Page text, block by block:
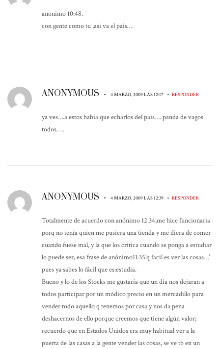
anonimo 10:48.
con gente como tu ,asi va el pais….
ANONYMOUS • 4 MARZO, 2009 LAS 12:17 • RESPONDER
ya ves….a estos habia que echarlos del pais…..panda de vagos
todos…..
ANONYMOUS • 4 MARZO, 2009 LAS 12:39 • RESPONDER
Totalmente de acuerdo con anónimo 12.34,me hice funcionaria
porq no tenía quien me pusiera una tienda y me diera de comer
cuando fuese mal, y la que los critica cuando se ponga a estudiar
lo puede ser, esa frase de anónimo11:35’q facil es ver las cosas…’
pues ya sabes lo fácil que es:estudia.
Bueno y lo de los Stocks me gustaría que un día nos dejaran a
todos participar por un módico precio en un mercadillo para
vender todo aquello q tenemos por casa y nos da pena
deshacernos de ello porque creemos que tiene algún valor;
recuerdo que en Estados Unidos era muy habitual ver a la
puerta de las casas a la gente vender las cosas, se ve tb en un